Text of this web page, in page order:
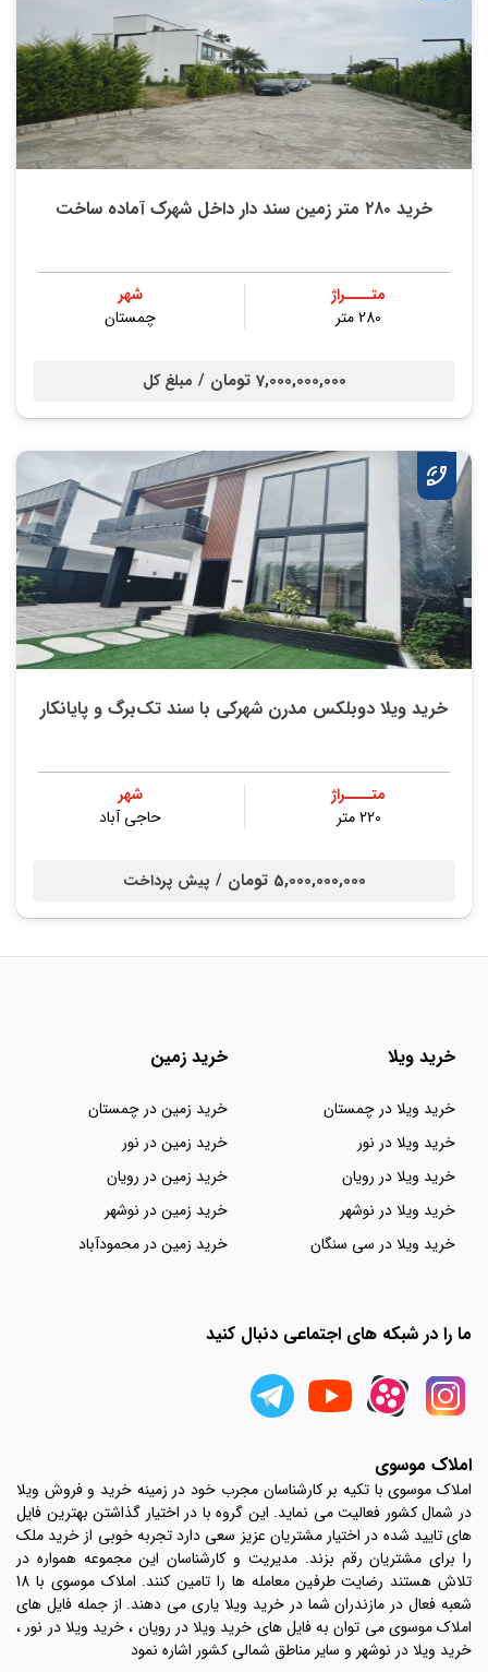
خريد ۲۸۰ متر زمین سند دار داخل شهرک آماده ساخت
متــــراژ
280 متر
شهر
چمستان
7,000,000,000 تومان / مبلغ کل
خريد ویلا دوبلکس مدرن شهرکی با سند تک‌برگ و پايانكار
متــــراژ
220 متر
شهر
حاجی آباد
5,000,000,000 تومان / پیش پرداخت
خرید ویلا
خرید ویلا در چمستان
خرید ویلا در نور
خرید ویلا در رویان
خرید ویلا در نوشهر
خرید ویلا در سی سنگان
خرید زمین
خرید زمین در چمستان
خرید زمین در نور
خرید زمین در رویان
خرید زمین در نوشهر
خرید زمین در محمودآباد
ما را در شبکه های اجتماعی دنبال کنید
املاک موسوی
املاک موسوی با تکیه بر کارشناسان مجرب خود در زمینه خرید و فروش ویلا
در شمال کشور فعالیت می نماید. این گروه با در اختیار گذاشتن بهترین فایل
های تایید شده در اختیار مشتریان عزیز سعی دارد تجربه خوبی از خرید ملک
را برای مشتریان رقم بزند. مدیریت و کارشناسان این مجموعه همواره در
تلاش هستند رضایت طرفین معامله ها را تامین کنند. املاک موسوی با 18
شعبه فعال در مازندران شما در خرید ویلا یاری می دهند. از جمله فایل های
املاک موسوی می توان به فایل های خرید ویلا در رویان ، خرید ویلا در نور ،
خرید ویلا در نوشهر و سایر مناطق شمالی کشور اشاره نمود